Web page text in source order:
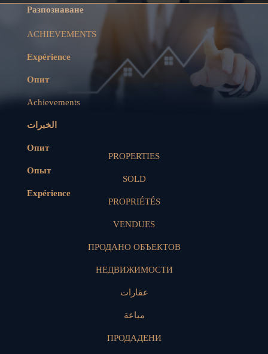
Разпознаване
ACHIEVEMENTS
Expérience
Опит
Achievements
الخبرات
Опит
Опыт
Expérience
PROPERTIES
SOLD
PROPRIÉTÉS
VENDUES
ПРОДАНО ОБЪЕКТОВ
НЕДВИЖИМОСТИ
عقارات
مباعة
ПРОДАДЕНИ